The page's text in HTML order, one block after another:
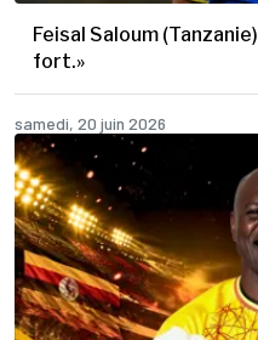
Feisal Saloum (Tanzanie) : « Ensemble, on est plus
fort.»
samedi, 20 juin 2026